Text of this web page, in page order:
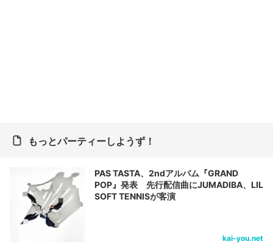
もっとパーティーしようず！
PAS TASTA、2ndアルバム『GRAND
POP』発表 先行配信曲にJUMADIBA、LIL
SOFT TENNISが客演
kai-you.net